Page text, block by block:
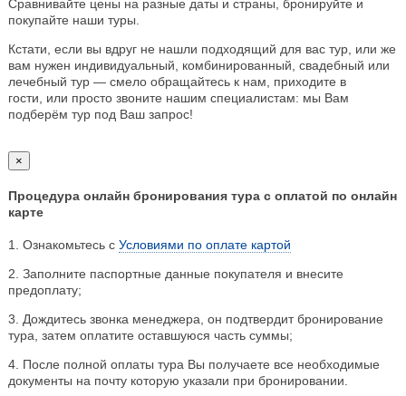
Сравнивайте цены на разные даты и страны, бронируйте и
покупайте наши туры.
Кстати, если вы вдруг не нашли подходящий для вас тур, или же
вам нужен индивидуальный, комбинированный, свадебный или
лечебный тур — смело обращайтесь к нам, приходите в
гости, или просто звоните нашим специалистам: мы Вам
подберём тур под Ваш запрос!
×
Процедура онлайн бронирования тура с оплатой по онлайн
карте
1. Ознакомьтесь с Условиями по оплате картой
2. Заполните паспортные данные покупателя и внесите
предоплату;
3. Дождитесь звонка менеджера, он подтвердит бронирование
тура, затем оплатите оставшуюся часть суммы;
4. После полной оплаты тура Вы получаете все необходимые
документы на почту которую указали при бронировании.